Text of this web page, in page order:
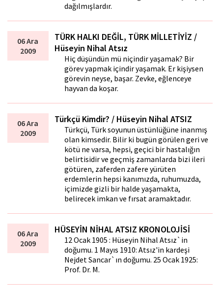
dağılmışlardır.
06 Ara
2009
TÜRK HALKI DEĞİL, TÜRK MİLLETİYİZ /
Hüseyin Nihal Atsız
Hiç düşündün mü niçindir yaşamak? Bir
görev yapmak içindir yaşamak. Er kişiysen
görevin neyse, başar. Zevke, eğlenceye
hayvan da koşar.
06 Ara
2009
Türkçü Kimdir? / Hüseyin Nihal ATSIZ
Türkçü, Türk soyunun üstünlüğüne inanmış
olan kimsedir. Bilir ki bugün görülen geri ve
kötü ne varsa, hepsi, geçici bir hastalığın
belirtisidir ve geçmiş zamanlarda bizi ileri
götüren, zaferden zafere yürüten
erdemlerin hepsi kanımızda, ruhumuzda,
içimizde gizli bir halde yaşamakta,
belirecek imkan ve fırsat aramaktadır.
06 Ara
2009
HÜSEYİN NİHAL ATSIZ KRONOLOJİSİ
12 Ocak 1905 : Hüseyin Nihal Atsız`in
doğumu. 1 Mayıs 1910: Atsız'in kardeşi
Nejdet Sancar`ın doğumu. 25 Ocak 1925:
Prof. Dr. M.